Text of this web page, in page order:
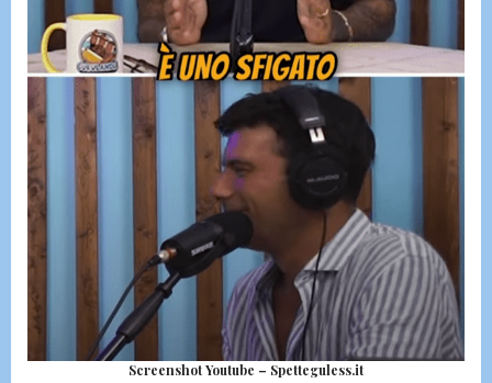
Screenshot Youtube – Spetteguless.it